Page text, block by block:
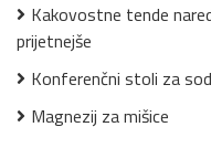
Kakovostne tende
prijetnejše
Konferenčni stoli za
Magnezij za mišice